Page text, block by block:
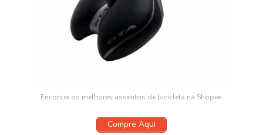
Encontre os melhores assentos de bicicleta na Shopee.
Compre Aqui